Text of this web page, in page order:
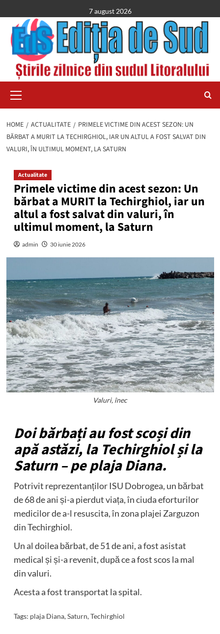
to
content
7 august 2026
Menu
HOME ACTUALITATE
PRIMELE VICTIME DIN ACEST SEZON: UN
BĂRBAT A MURIT LA TECHIRGHIOL, IAR UN ALTUL A FOST SALVAT DIN
VALURI, ÎN ULTIMUL MOMENT, LA SATURN
Actualitate
Primele victime din acest sezon: Un
bărbat a MURIT la Techirghiol, iar un
altul a fost salvat din valuri, în
ultimul moment, la Saturn
admin 30 iunie 2026
Valuri, înec
Doi bărbați au fost scoși din
apă astăzi, la Techirghiol și la
Saturn – pe plaja Diana.
Potrivit reprezentanților ISU Dobrogea, un bărbat
de 68 de ani și-a pierdut viața, în ciuda eforturilor
medicilor de a-l resuscita, în zona plajei Zarguzon
din Techirghiol.
Un al doilea bărbat, de 51 de ani, a fost asistat
medical și și-a revenit, după ce a fost scos la mal
din valuri.
Acesta a fost transportat la spital.
Tags: plaja Diana,Saturn,Techirghiol